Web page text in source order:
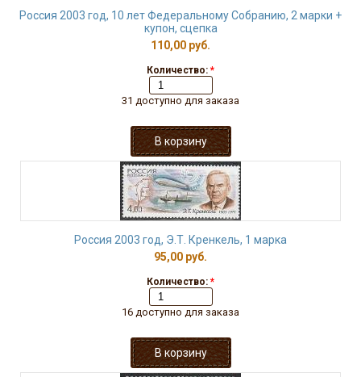
Россия 2003 год, 10 лет Федеральному Собранию, 2 марки +
купон, сцепка
110,00 руб.
Количество: *
31 доступно для заказа
Россия 2003 год, Э.Т. Кренкель, 1 марка
95,00 руб.
Количество: *
16 доступно для заказа